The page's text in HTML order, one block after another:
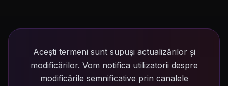
Acești termeni sunt supuși actualizărilor și
modificărilor. Vom notifica utilizatorii despre
modificările semnificative prin canalele